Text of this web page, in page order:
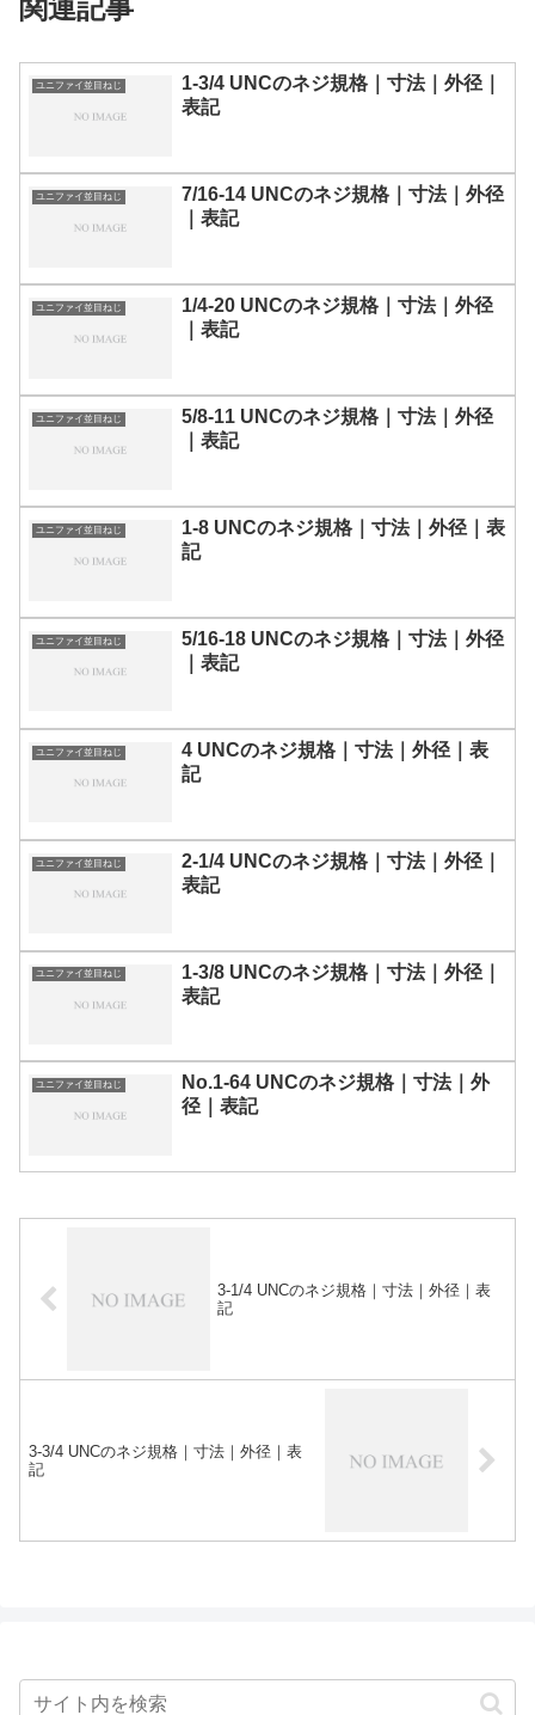
関連記事
ユニファイ並目ねじ
1-3/4 UNCのネジ規格｜寸法｜外径｜
表記
ユニファイ並目ねじ
7/16-14 UNCのネジ規格｜寸法｜外径
｜表記
ユニファイ並目ねじ
1/4-20 UNCのネジ規格｜寸法｜外径
｜表記
ユニファイ並目ねじ
5/8-11 UNCのネジ規格｜寸法｜外径
｜表記
ユニファイ並目ねじ
1-8 UNCのネジ規格｜寸法｜外径｜表
記
ユニファイ並目ねじ
5/16-18 UNCのネジ規格｜寸法｜外径
｜表記
ユニファイ並目ねじ
4 UNCのネジ規格｜寸法｜外径｜表
記
ユニファイ並目ねじ
2-1/4 UNCのネジ規格｜寸法｜外径｜
表記
ユニファイ並目ねじ
1-3/8 UNCのネジ規格｜寸法｜外径｜
表記
ユニファイ並目ねじ
No.1-64 UNCのネジ規格｜寸法｜外
径｜表記
3-1/4 UNCのネジ規格｜寸法｜外径｜表
記
3-3/4 UNCのネジ規格｜寸法｜外径｜表
記